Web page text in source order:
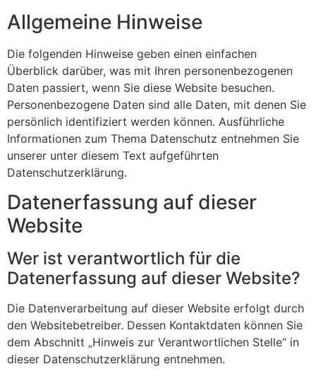
Allgemeine Hinweise
Die folgenden Hinweise geben einen einfachen
Überblick darüber, was mit Ihren personenbezogenen
Daten passiert, wenn Sie diese Website besuchen.
Personenbezogene Daten sind alle Daten, mit denen Sie
persönlich identifiziert werden können. Ausführliche
Informationen zum Thema Datenschutz entnehmen Sie
unserer unter diesem Text aufgeführten
Datenschutzerklärung.
Datenerfassung auf dieser
Website
Wer ist verantwortlich für die
Datenerfassung auf dieser Website?
Die Datenverarbeitung auf dieser Website erfolgt durch
den Websitebetreiber. Dessen Kontaktdaten können Sie
dem Abschnitt „Hinweis zur Verantwortlichen Stelle“ in
dieser Datenschutzerklärung entnehmen.